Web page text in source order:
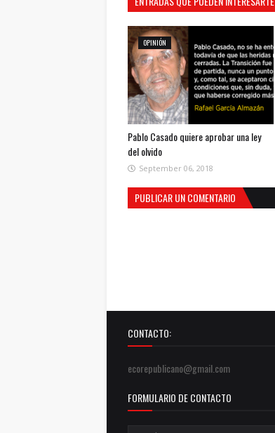
OPINIÓN
Pablo Casado quiere aprobar una ley
del olvido
September 06, 2018
PUBLICAR UN COMENTARIO
CONTACTO:
ecorepublicano@gmail.com
FORMULARIO DE CONTACTO